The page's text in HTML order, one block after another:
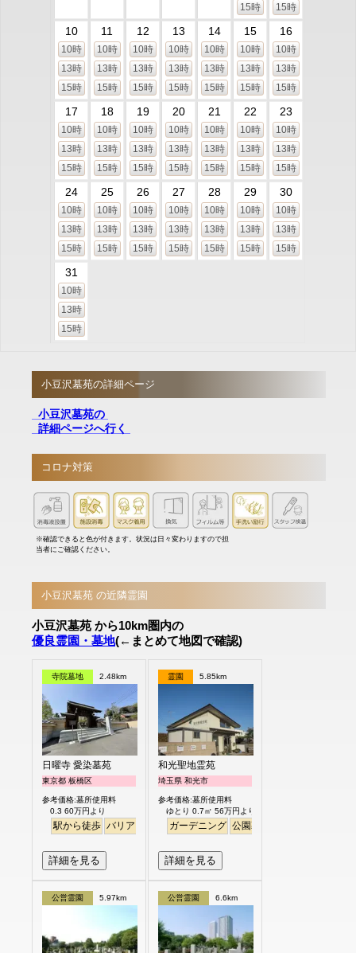
15時
15時
10
10時
13時
15時
11
10時
13時
15時
12
10時
13時
15時
13
10時
13時
15時
14
10時
13時
15時
15
10時
13時
15時
16
10時
13時
15時
17
10時
13時
15時
18
10時
13時
15時
19
10時
13時
15時
20
10時
13時
15時
21
10時
13時
15時
22
10時
13時
15時
23
10時
13時
15時
24
10時
13時
15時
25
10時
13時
15時
26
10時
13時
15時
27
10時
13時
15時
28
10時
13時
15時
29
10時
13時
15時
30
10時
13時
15時
31
10時
13時
15時
小豆沢墓苑の詳細ページ
小豆沢墓苑の
詳細ページへ行く
コロナ対策
※確認できると色が付きます。状況は日々変わりますので担
当者にご確認ください。
小豆沢墓苑 の近隣霊園
小豆沢墓苑 から10km圏内の
優良霊園・墓地(←まとめて地図で確認)
寺院墓地 2.48km
日曜寺 愛染墓苑
東京都 板橋区
参考価格:墓所使用料
0.3 60万円より
駅から徒歩 バリアフリー 個人・夫婦 永代供養
詳細を見る
霊園 5.85km
和光聖地霊苑
埼玉県 和光市
参考価格:墓所使用料
ゆとり 0.7㎡ 56万円より
ガーデニング 公園墓地
詳細を見る
公営霊園 5.97km 公営霊園 6.6km